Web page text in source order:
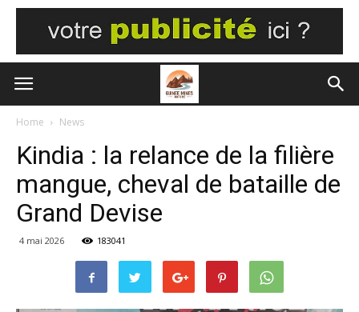
Home News
Kindia : la relance de la filière
mangue, cheval de bataille de
Grand Devise
4 mai 2026 183041